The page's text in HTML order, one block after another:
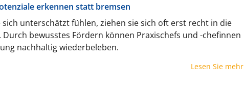
erkennen statt bremsen
unterschätzt fühlen, ziehen sie sich oft erst recht in die
Durch bewusstes Fördern können Praxischefs und -chefinnen
nachhaltig wiederbeleben.
Lesen Sie mehr